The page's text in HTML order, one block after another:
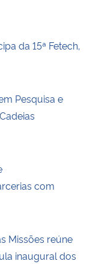
da 15ª Fetech,
Pesquisa e
com
Missões reúne
inaugural dos